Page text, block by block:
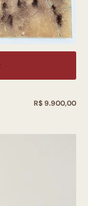
R$ 9.900,00